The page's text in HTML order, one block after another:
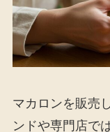
マカロンを販売
ンドや専門店で